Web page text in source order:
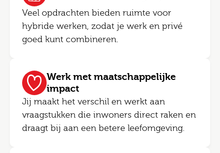
Veel opdrachten bieden ruimte voor
hybride werken, zodat je werk en privé
goed kunt combineren.
Werk met maatschappelijke
impact
Jij maakt het verschil en werkt aan
vraagstukken die inwoners direct raken en
draagt bij aan een betere leefomgeving.